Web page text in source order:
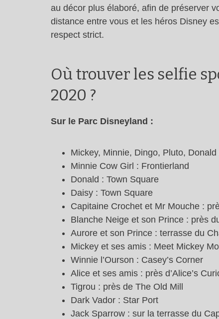
au décor plus élaboré, afin de préserver
distance entre vous et les héros Disney
respect strict.
Où trouver les selfie
2020 ?
Sur le Parc Disneyland :
Mickey, Minnie, Dingo, Pluto,
Minnie Cow Girl : Frontierland
Donald : Town Square
Daisy : Town Square
Capitaine Crochet et Mr Mouche :
Blanche Neige et son Prince : près
Aurore et son Prince : terrasse du
Mickey et ses amis : Meet Mickey
Winnie l’Ourson : Casey’s Corner
Alice et ses amis : près d’Alice’s
Tigrou : près de The Old Mill
Dark Vador : Star Port
Jack Sparrow : sur la terrasse du